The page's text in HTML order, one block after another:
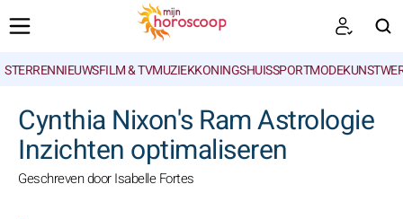
STERRENNIEUWSFILM & TVMUZIEKKONINGSHUISSPORTMODE
Cynthia Nixon's Ram Astrologie
Inzichten optimaliseren
Geschreven door Isabelle Fortes